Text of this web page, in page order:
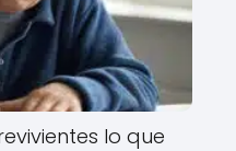
lo que